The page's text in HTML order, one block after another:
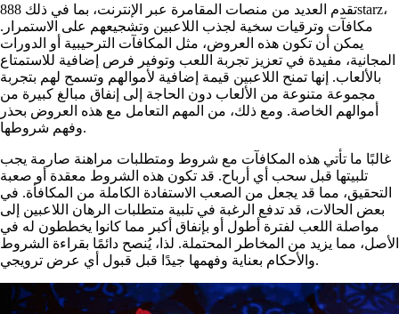
تقدم العديد من منصات المقامرة عبر الإنترنت، بما في ذلك 888starz،
مكافآت وترقيات سخية لجذب اللاعبين وتشجيعهم على الاستمرار.
يمكن أن تكون هذه العروض، مثل المكافآت الترحيبية أو الدورات
المجانية، مفيدة في تعزيز تجربة اللعب وتوفير فرص إضافية للاستمتاع
بالألعاب. إنها تمنح اللاعبين قيمة إضافية لأموالهم وتسمح لهم بتجربة
مجموعة متنوعة من الألعاب دون الحاجة إلى إنفاق مبالغ كبيرة من
أموالهم الخاصة. ومع ذلك، من المهم التعامل مع هذه العروض بحذر
وفهم شروطها.
غالبًا ما تأتي هذه المكافآت مع شروط ومتطلبات مراهنة صارمة يجب
تلبيتها قبل سحب أي أرباح. قد تكون هذه الشروط معقدة أو صعبة
التحقيق، مما قد يجعل من الصعب الاستفادة الكاملة من المكافأة. في
بعض الحالات، قد تدفع الرغبة في تلبية متطلبات الرهان اللاعبين إلى
مواصلة اللعب لفترة أطول أو بإنفاق أكبر مما كانوا يخططون له في
الأصل، مما يزيد من المخاطر المحتملة. لذا، يُنصح دائمًا بقراءة الشروط
والأحكام بعناية وفهمها جيدًا قبل قبول أي عرض ترويجي.